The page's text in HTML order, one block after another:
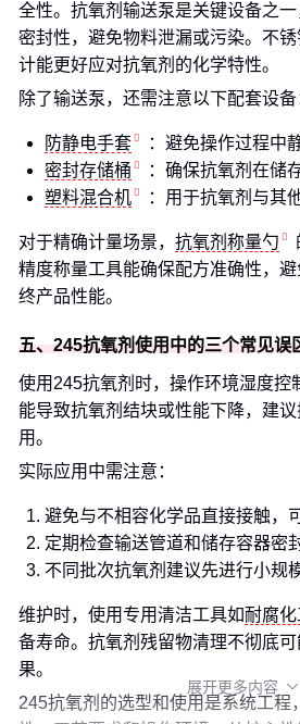
全性。抗氧剂输送泵是关键设备之
密封性，避免物料泄漏或污染。不
计能更好应对抗氧剂的化学特性。
除了输送泵，还需注意以下配套设备
防静电手套
：避免操作过程中
密封存储桶
：确保抗氧剂在储
塑料混合机
：用于抗氧剂与其
对于精确计量场景， 抗氧剂称量勺
精度称量工具能确保配方准确性，
终产品性能。
五、245抗氧剂使用中的三个常见误
使用245抗氧剂时，操作环境湿度控
能导致抗氧剂结块或性能下降，建
用。
实际应用中需注意：
避免与不相容化学品直接接触，
定期检查输送管道和储存容器密
不同批次抗氧剂建议先进行小规
维护时，使用专用清洁工具如耐腐
备寿命。抗氧剂残留物清理不彻底
果。
245抗氧剂的选型和使用是系统工程
展开更多内容 